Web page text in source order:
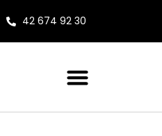
42 674 92 30